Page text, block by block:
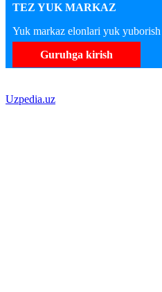
TEZ YUK MARKAZ
Yuk markaz elonlari yuk
Guruhga kirish
Uzpedia.uz